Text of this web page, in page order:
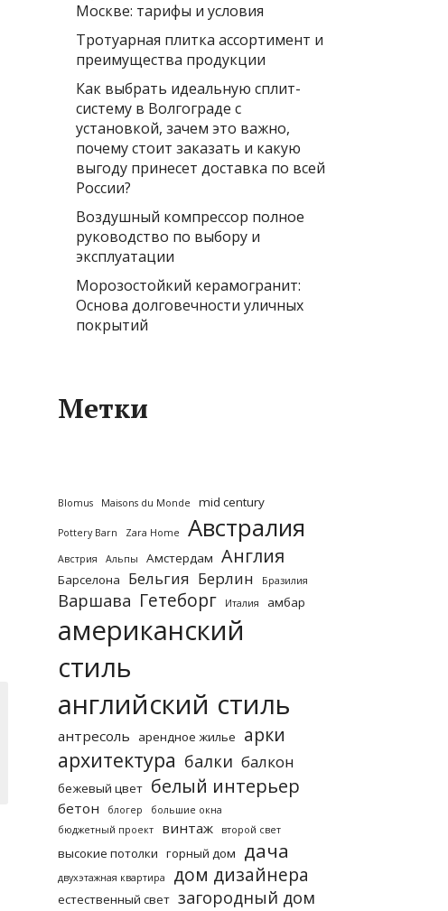
Москве: тарифы и условия
Тротуарная плитка ассортимент и
преимущества продукции
Как выбрать идеальную сплит-
систему в Волгограде с
установкой, зачем это важно,
почему стоит заказать и какую
выгоду принесет доставка по всей
России?
Воздушный компрессор полное
руководство по выбору и
эксплуатации
Морозостойкий керамогранит:
Основа долговечности уличных
покрытий
Метки
Blomus Maisons du Monde mid century
Pottery Barn Zara Home Австралия
Австрия Альпы Амстердам Англия
Барселона Бельгия Берлин Бразилия
Варшава Гетеборг Италия амбар
американский
стиль
английский стиль
антресоль арендное жилье арки
архитектура балки балкон
бежевый цвет белый интерьер
бетон блогер
большие окна
бюджетный проект
винтаж второй свет
высокие потолки горный дом дача
двухэтажная квартира дом дизайнера
естественный свет загородный дом